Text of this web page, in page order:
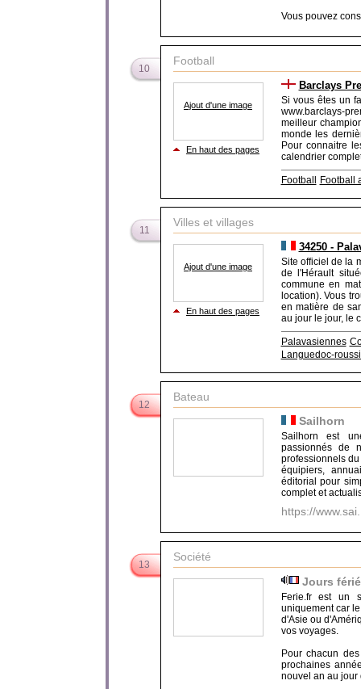
Vous pouvez
10
Football
Ajout d'une image
En haut des pages
Barclays
Si vous êtes un
www.barclays-
meilleur
monde les
Pour connaitre
calendrier
Football Football
11
Villes et villages
Ajout d'une image
En haut des pages
34250 -
Site officiel de la
de l'Hérault
commune en
location). Vous
en matière de
au jour le jour, le
Palavasiennes
Languedoc-
12
Bateau
Sailhorn
Sailhorn est
passionnés de
professionnels
équipiers,
éditorial pour
complet et
https://
13
Société
Jours
Ferie.fr est un
uniquement car
d'Asie ou
vos voyages.
Pour chacun
prochaines
nouvel an au jour